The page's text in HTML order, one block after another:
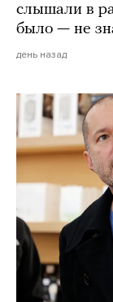
слышали в
было — не
день назад